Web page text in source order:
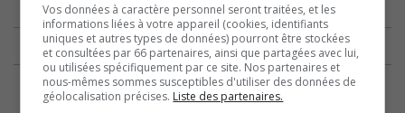
Vos données à caractère personnel seront traitées, et les
informations liées à votre appareil (cookies, identifiants
uniques et autres types de données) pourront être stockées
et consultées par 66 partenaires, ainsi que partagées avec lui,
ou utilisées spécifiquement par ce site. Nos partenaires et
nous-mêmes sommes susceptibles d'utiliser des données de
géolocalisation précises. Liste des partenaires.